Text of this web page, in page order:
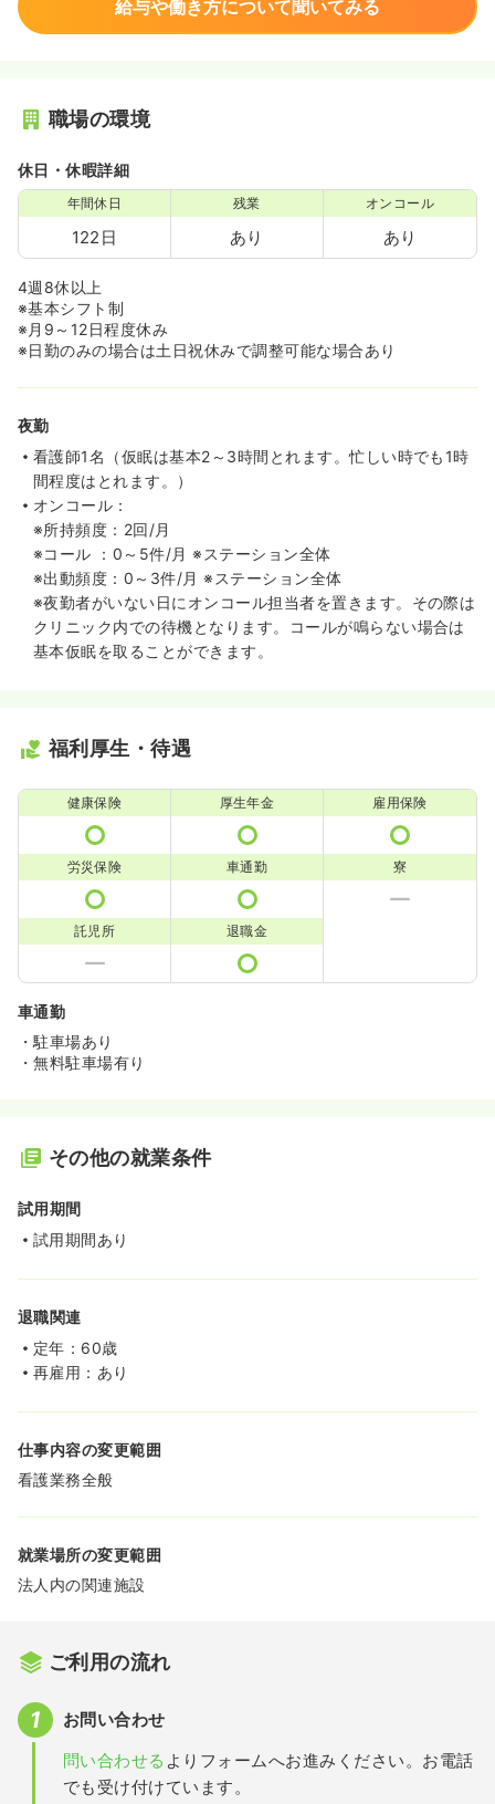
給与や働き方について聞いてみる
職場の環境
休日・休暇詳細
年間休日
122日
残業
あり
オンコール
あり
4週8休以上
※基本シフト制
※月9～12日程度休み
※日勤のみの場合は土日祝休みで調整可能な場合あり
夜勤
看護師1名（仮眠は基本2～3時間とれます。忙しい時でも1時
間程度はとれます。）
オンコール：
※所持頻度：2回/月
※コール ：0～5件/月 ※ステーション全体
※出動頻度：0～3件/月 ※ステーション全体
※夜勤者がいない日にオンコール担当者を置きます。その際は
クリニック内での待機となります。コールが鳴らない場合は
基本仮眠を取ることができます。
福利厚生・待遇
健康保険 厚生年金 雇用保険
労災保険 車通勤 寮
託児所 退職金
車通勤
・駐車場あり
・無料駐車場有り
その他の就業条件
試用期間
試用期間あり
退職関連
定年：60歳
再雇用：あり
仕事内容の変更範囲
看護業務全般
就業場所の変更範囲
法人内の関連施設
ご利用の流れ
お問い合わせ
問い合わせる よりフォームへお進みください。お電話
でも受け付けています。